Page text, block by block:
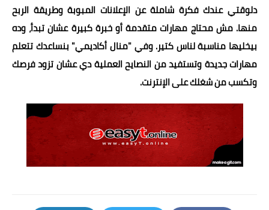
دلوقتي عندك فكرة شاملة عن الإعلانات المبوبة وطريقة الربح
منها. مش محتاج مهارات متقدمة أو خبرة كبيرة عشان تبدأ، وده
بيخليها مناسبة لناس كتير. وفي "منال أكاديمي" بنساعدك تتعلم
مهارات جديدة وتستفيد من النصايح العملية دي عشان تزود فرصك
وتكسب من شغلك على الإنترنت.